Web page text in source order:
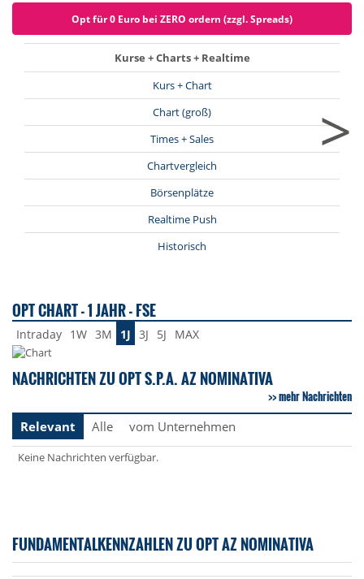
Opt für 0 Euro bei ZERO ordern (zzgl. Spreads)
Kurse + Charts + Realtime
Kurs + Chart
Chart (groß)
Times + Sales
Chartvergleich
Börsenplätze
Realtime Push
Historisch
>
OPT CHART - 1 JAHR - FSE
Intraday 1W 3M 1J 3J 5J MAX
NACHRICHTEN ZU OPT S.P.A. AZ NOMINATIVA
mehr Nachrichten
Relevant
Alle vom Unternehmen
Keine Nachrichten verfügbar.
FUNDAMENTALKENNZAHLEN ZU OPT AZ NOMINATIVA